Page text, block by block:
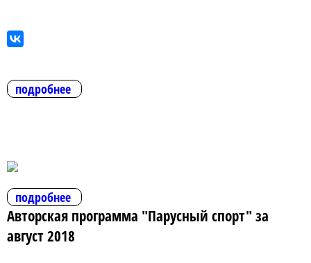
подробнее
подробнее
Авторская программа "Парусный спорт" за
август 2018